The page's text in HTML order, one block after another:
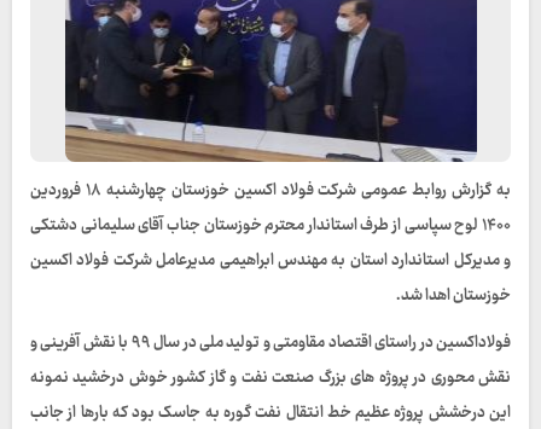
به گزارش روابط عمومی شرکت فولاد اکسین خوزستان چهارشنبه ۱۸ فروردین
۱۴۰۰ لوح سپاسی از طرف استاندار محترم خوزستان جناب آقای سلیمانی دشتکی
و مدیرکل استاندارد استان به مهندس ابراهیمی مدیرعامل شرکت فولاد اکسین
خوزستان اهدا شد.
فولاداکسین در راستای اقتصاد مقاومتی و تولید ملی در سال ۹۹ با نقش آفرینی و
نقش محوری در پروژه های بزرگ صنعت نفت و گاز کشور خوش درخشید نمونه
این درخشش پروژه عظیم خط انتقال نفت گوره به جاسک بود که بارها از جانب